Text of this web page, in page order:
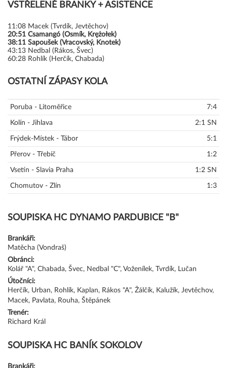
VSTŘELENÉ BRANKY + ASISTENCE
11:08 Macek (Tvrdík, Jevtěchov)
20:51 Csamangó (Osmík, Krężołek)
38:11 Sapoušek (Vracovský, Knotek)
43:13 Nedbal (Rákos, Švec)
60:28 Rohlík (Herčík, Chabada)
OSTATNÍ ZÁPASY KOLA
Poruba - Litoměřice 7:4
Kolín - Jihlava 2:1 SN
Frýdek-Místek - Tábor 5:1
Přerov - Třebíč 1:2
Vsetín - Slavia Praha 1:2 SN
Chomutov - Zlín 1:3
SOUPISKA HC DYNAMO PARDUBICE "B"
Brankáři:
Matěcha (Vondraš)
Obránci:
Kolář "A", Chabada, Švec, Nedbal "C", Voženílek, Tvrdík, Lučan
Útočníci:
Herčík, Urban, Rohlík, Kaplan, Rákos "A", Žálčík, Kalužík, Jevtěchov,
Macek, Pavlata, Rouha, Štěpánek
Trenér:
Richard Král
SOUPISKA HC BANÍK SOKOLOV
Brankáři: